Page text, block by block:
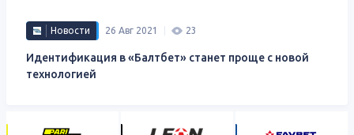
Новости 26 Авг 2021 23
Идентификация в «Балтбет» станет проще с новой
технологией